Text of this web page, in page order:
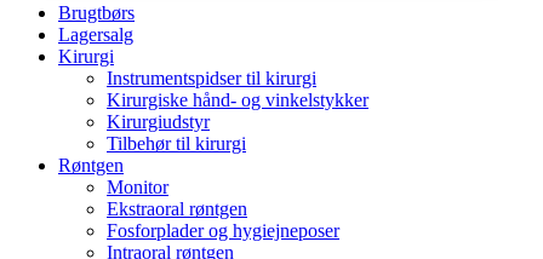
Brugtbørs
Lagersalg
Kirurgi
Instrumentspidser til kirurgi
Kirurgiske hånd- og vinkelstykker
Kirurgiudstyr
Tilbehør til kirurgi
Røntgen
Monitor
Ekstraoral røntgen
Fosforplader og hygiejneposer
Intraoral røntgen